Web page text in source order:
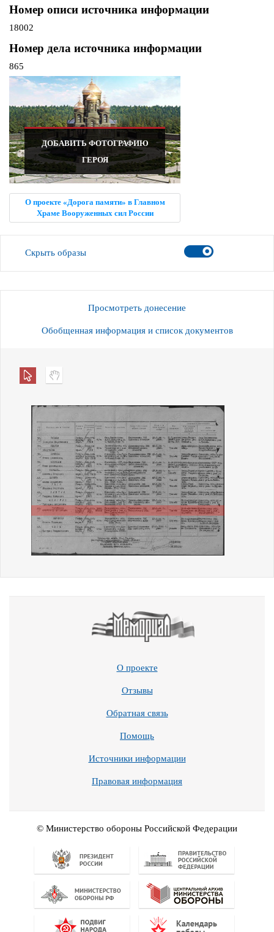
Номер описи источника информации
18002
Номер дела источника информации
865
ДОБАВИТЬ ФОТОГРАФИЮ
ГЕРОЯ
О проекте «Дорога памяти» в Главном
Храме Вооруженных сил России
Скрыть образы
Просмотреть донесение
Обобщенная информация и список документов
О проекте
Отзывы
Обратная связь
Помощь
Источники информации
Правовая информация
© Министерство обороны Российской Федерации